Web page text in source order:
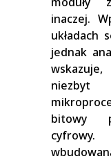
inaczej.
układach
jednak
bitowy